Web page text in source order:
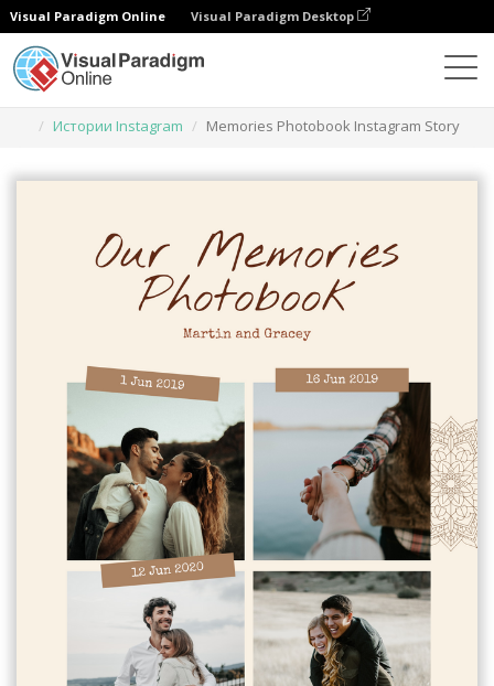
Visual Paradigm Online Visual Paradigm Desktop
Истории Instagram
Memories Photobook Instagram Story